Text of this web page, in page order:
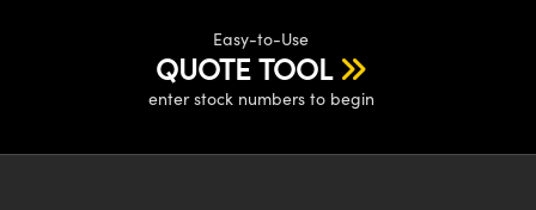
Easy-to-Use
QUOTE TOOL
enter stock numbers to begin